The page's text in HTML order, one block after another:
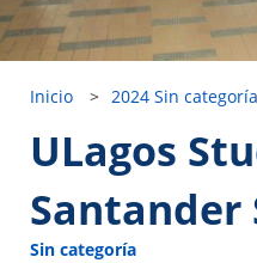
Inicio > 2024 Sin categoría
ULagos
Santander
Sin categoría